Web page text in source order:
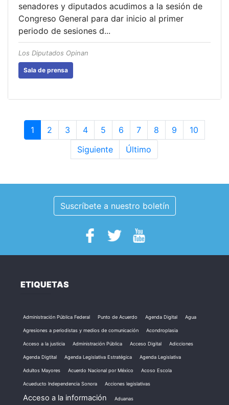
senadores y diputados acudimos a la sesión de
Congreso General para dar inicio al primer
periodo de sesiones d...
Los Diputados Opinan
Sala de prensa
1 2 3 4 5 6 7 8 9
10
Siguiente
Último
Suscríbete a nuestro boletín
ETIQUETAS
Administración Pública Federal Punto de Acuerdo Agenda Digital Agua
Agresiones a periodistas y medios de comunicación Acondroplasia
Acceso a la justicia Administración Pública Acceso Digital Adicciones
Agenda Digtital Agenda Legislativa Estratégica Agenda Legislativa
Adultos Mayores Acuerdo Nacional por México Acoso Escola
Acueducto Independencia Sonora Acciones legislativas
Acceso a la información Aduanas